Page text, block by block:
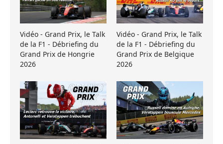
Vidéo - Grand Prix, le Talk
de la F1 - Débriefing du
Grand Prix de Hongrie
2026
Vidéo - Grand Prix, le Talk
de la F1 - Débriefing du
Grand Prix de Belgique
2026